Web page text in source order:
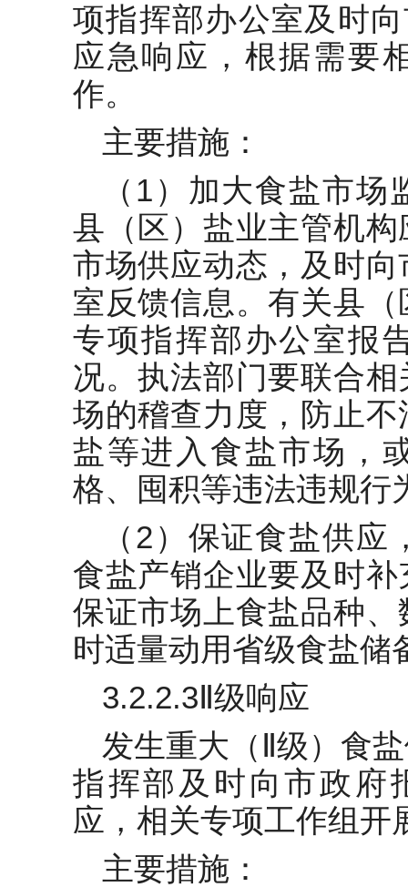
项指挥部办公室及时
应急响应，根据需要
作。
主要措施：
（1）加大食盐市
县（区）盐业主管机
市场供应动态，及时
室反馈信息。有关县
专项指挥部办公室报
况。执法部门要联合
场的稽查力度，防止
盐等进入食盐市场，
格、囤积等违法违规行
（2）保证食盐供
食盐产销企业要及时
保证市场上食盐品种
时适量动用省级食盐储
3.2.2.3Ⅱ级响应
发生重大（Ⅱ级）食
指挥部及时向市政府
应，相关专项工作组开
主要措施：